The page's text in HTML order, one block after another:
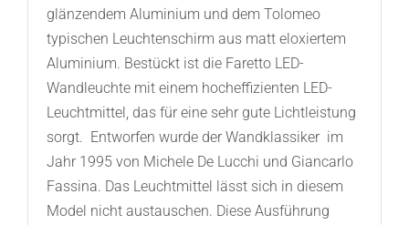
glänzendem Aluminium und dem Tolomeo
typischen Leuchtenschirm aus matt eloxiertem
Aluminium. Bestückt ist die Faretto LED-
Wandleuchte mit einem hocheffizienten LED-
Leuchtmittel, das für eine sehr gute Lichtleistung
sorgt. Entworfen wurde der Wandklassiker im
Jahr 1995 von Michele De Lucchi und Giancarlo
Fassina. Das Leuchtmittel lässt sich in diesem
Model nicht austauschen. Diese Ausführung